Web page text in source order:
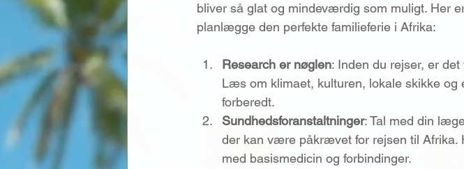
bliver så glat og mindeværdig som muligt. Her
planlægge den perfekte familieferie i Afrika:
Research er nøglen: Inden du rejser, er
Læs om klimaet, kulturen, lokale skikke
forberedt.
Sundhedsforanstaltninger: Tal med din
der kan være påkrævet for rejsen til Afrika.
med basismedicin og forbindinger.